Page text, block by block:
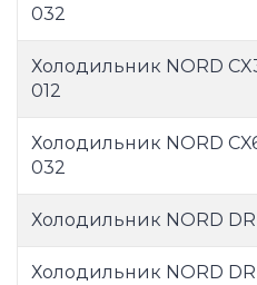
032
Холодильник NORD
012
Холодильник NORD
032
Холодильник NORD DR
Холодильник NORD DR